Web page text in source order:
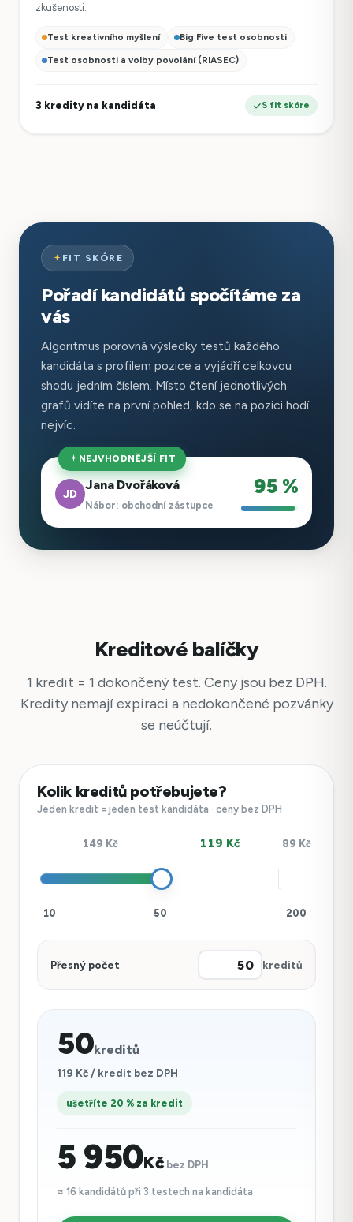
zkušenosti.
Test kreativního myšlení Big Five test osobnosti
Test osobnosti a volby povolání (RIASEC)
3 kredity na kandidáta S fit skóre
FIT SKÓRE
Pořadí kandidátů spočítáme za
vás
Algoritmus porovná výsledky testů každého
kandidáta s profilem pozice a vyjádří celkovou
shodu jedním číslem. Místo čtení jednotlivých
grafů vidíte na první pohled, kdo se na pozici hodí
nejvíc.
NEJVHODNĚJŠÍ FIT
JD
Jana Dvořáková
Nábor: obchodní zástupce
95 %
Kreditové balíčky
1 kredit = 1 dokončený test. Ceny jsou bez DPH.
Kredity nemají expiraci a nedokončené pozvánky
se neúčtují.
Kolik kreditů potřebujete?
Jeden kredit = jeden test kandidáta · ceny bez DPH
149 Kč 119 Kč 89 Kč
10 50 200
Přesný počet kreditů
50kreditů
119 Kč / kredit bez DPH
ušetříte 20 % za kredit
5 950Kč bez DPH
≈ 16 kandidátů při 3 testech na kandidáta